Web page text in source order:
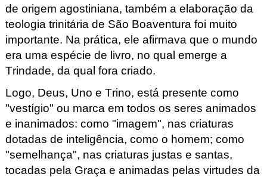
de origem agostiniana, também a elaboração da
teologia trinitária de São Boaventura foi muito
importante. Na prática, ele afirmava que o mundo
era uma espécie de livro, no qual emerge a
Trindade, da qual fora criado.
Logo, Deus, Uno e Trino, está presente como
"vestígio" ou marca em todos os seres animados
e inanimados: como "imagem", nas criaturas
dotadas de inteligência, como o homem; como
"semelhança", nas criaturas justas e santas,
tocadas pela Graça e animadas pelas virtudes da